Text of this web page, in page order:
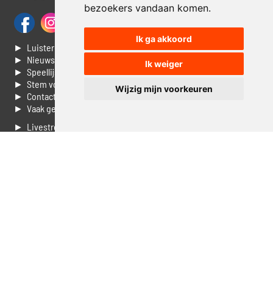
bezoekers vandaan komen.
Ik ga akkoord
Ik weiger
Wijzig mijn voorkeuren
► Luisteren naar Jouwradio
► Nieuws
► Speellijst
► Stem voor de Dag top 3
► Contacteer ons
► Vaak gestelde vragen
► Livestream informatie